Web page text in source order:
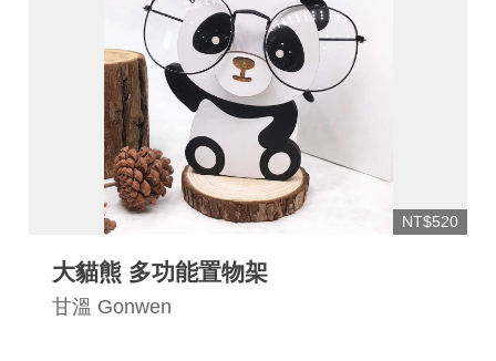
NT$520
大貓熊 多功能置物架
甘溫 Gonwen